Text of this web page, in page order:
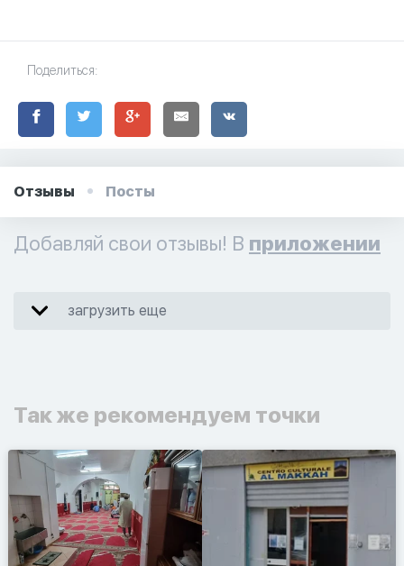
Поделиться:
Отзывы Посты
Добавляй свои отзывы! В приложении
загрузить еще
Так же рекомендуем точки